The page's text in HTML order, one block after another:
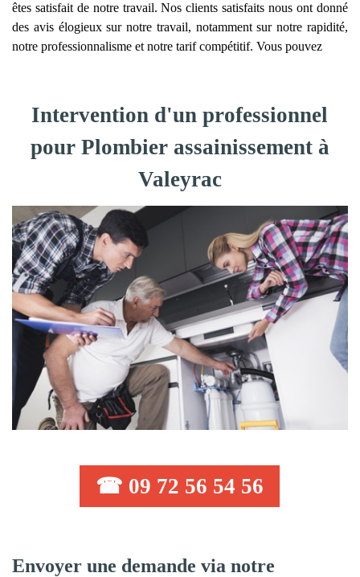
êtes satisfait de notre travail. Nos clients satisfaits nous ont donné
des avis élogieux sur notre travail, notamment sur notre rapidité,
notre professionnalisme et notre tarif compétitif. Vous pouvez
Intervention d'un professionnel
pour Plombier assainissement à
Valeyrac
☎ 09 72 56 54 56
Envoyer une demande via notre